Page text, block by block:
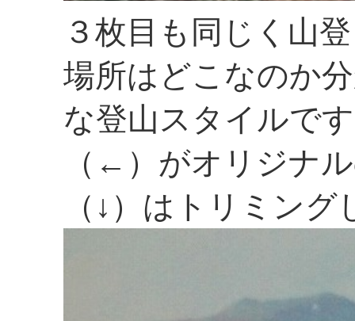
３枚目も同じく山
場所はどこなのか
な登山スタイルで
（←）がオリジナ
（↓）はトリミン